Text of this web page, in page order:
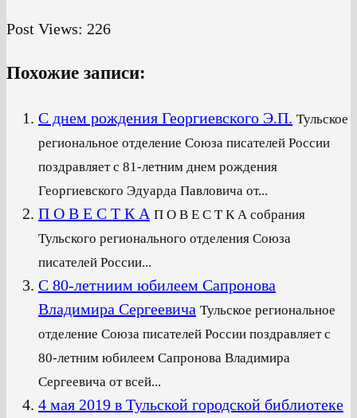
Post Views: 226
Похожие записи:
С днем рождения Георгиевского Э.П. Тульское
региональное отделение Союза писателей России
поздравляет с 81-летним днем рождения
Георгиевского Эдуарда Павловича от...
П О В Е С Т К А П О В Е С Т К А собрания
Тульского регионального отделения Союза
писателей России...
С 80-летниим юбилеем Сапронова
Владимира Сергеевича Тульское региональное
отделение Союза писателей России поздравляет с
80-летним юбилеем Сапронова Владимира
Сергеевича от всей...
4 мая 2019 в Тульской городской библиотеке